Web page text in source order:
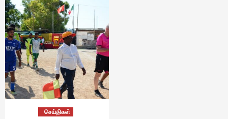
செய்திகள்